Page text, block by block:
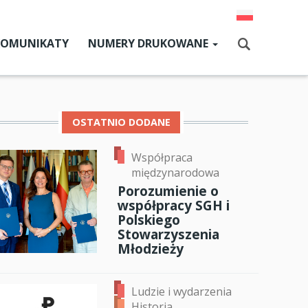
SGH
SGH
NUMERY DRUKOWANE
Aktualny numer
OSTATNIO DODANE
Współpraca
międzynarodowa
Porozumienie o
współpracy SGH i
Polskiego
Stowarzyszenia
Młodzieży
Ludzie i wydarzenia